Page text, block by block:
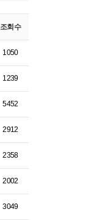
조회수
1050
1239
5452
2912
2358
2002
3049